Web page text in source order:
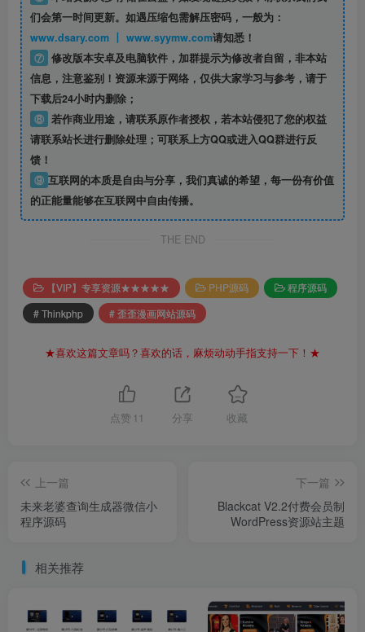
们会第一时间更新。如遇压缩包需解压密码，一般为：
www.dsary.com 丨 www.syymw.com请知悉！
⑦ 修改版本安卓及电脑软件，加群提示为修改者自留， 非本站
信息，注意鉴别！资源来源于网络，仅供大家学习与参考，请于
下载后24小时内删除；
⑧ 若作商业用途，请联系原作者授权，若本站侵犯了您的权益
请联系站长进行删除处理；可联系上方QQ或进入QQ群进行反
馈！
⑨ 互联网的本质是自由与分享，我们真诚的希望，每一份有价值
的正能量能够在互联网中自由传播。
THE END
【VIP】专享资源★★★★★ PHP源码
程序源码
# Thinkphp
# 歪歪漫画网站源码
★喜欢这篇文章吗？喜欢的话，麻烦动动手指支持一下！★
点赞 11 分享 收藏
上一篇
未来老婆查询生成器微信小
程序源码
下一篇
Blackcat V2.2付费会员制
WordPress资源站主题
相关推荐